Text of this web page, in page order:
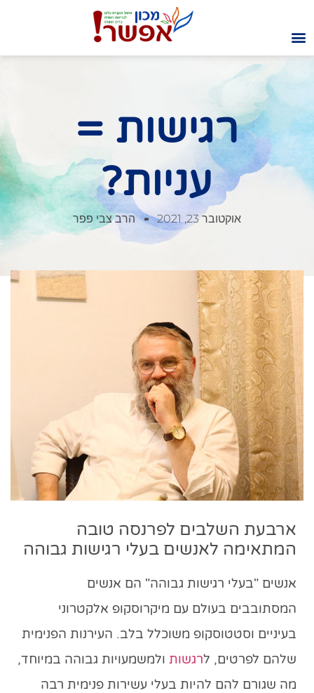
רגישות =
עניות?
אוקטובר 23, 2021 הרב צבי פפר
ארבעת השלבים לפרנסה טובה
המתאימה לאנשים בעלי רגישות גבוהה
אנשים "בעלי רגישות גבוהה" הם אנשים
המסתובבים בעולם עם מיקרוסקופ אלקטרוני
בעיניים וסטטוסקופ משוכלל בלב. העירנות הפנימית
שלהם לפרטים, לרגשות ולמשמעויות גבוהה במיוחד,
מה שגורם להם להיות בעלי עשירות פנימית רבה